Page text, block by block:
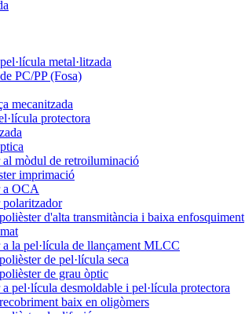
metal·litzada
PC/PP (Fosa)
mecanitzada
protectora
al mòdul de retroiluminació
imprimació
a OCA
polaritzador
d'alta transmitància i baixa enfosquiment
a la pel·lícula de llançament MLCC
de pel·lícula seca
de grau òptic
a pel·lícula desmoldable i pel·lícula protectora
baix en oligòmers